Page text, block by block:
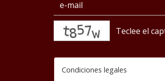
Condiciones legales